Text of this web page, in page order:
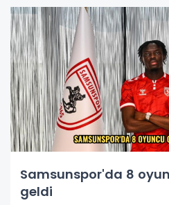
Samsunspor'da 8
geldi